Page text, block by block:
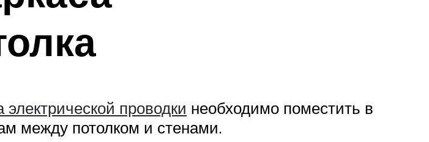
электрической проводки необходимо поместить в
между потолком и стенами.